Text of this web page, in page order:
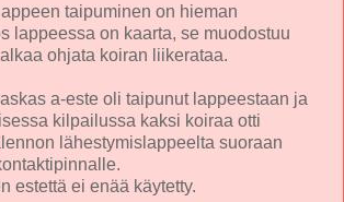
taipuminen on hieman
lappeessa on kaarta, se muodostuu
ohjata koiran liikerataa.
a-este oli taipunut lappeestaan ja
kilpailussa kaksi koiraa otti
lähestymislappeelta suoraan
estettä ei enää käytetty.